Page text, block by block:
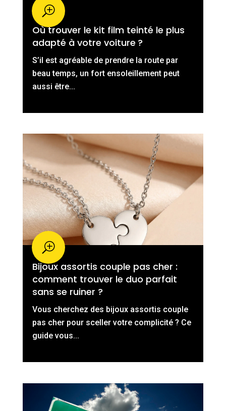
Où trouver le kit film teinté le plus
adapté à votre voiture ?
S’il est agréable de prendre la route par
beau temps, un fort ensoleillement peut
aussi être...
Bijoux assortis couple pas cher :
comment trouver le duo parfait
sans se ruiner ?
Vous cherchez des bijoux assortis couple
pas cher pour sceller votre complicité ? Ce
guide vous...